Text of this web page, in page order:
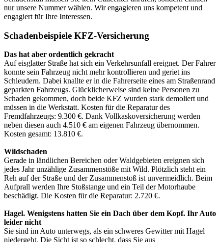
nur unsere Nummer wählen. Wir engagieren uns kompetent und
engagiert für Ihre Interessen.
Schadenbeispiele KFZ-Versicherung
Das hat aber ordentlich gekracht
Auf eisglatter Straße hat sich ein Verkehrsunfall ereignet. Der Fahrer
konnte sein Fahrzeug nicht mehr kontrollieren und geriet ins
Schleudern. Dabei knallte er in die Fahrerseite eines am Straßenrand
geparkten Fahrzeugs. Glücklicherweise sind keine Personen zu
Schaden gekommen, doch beide KFZ wurden stark demoliert und
müssen in die Werkstatt. Kosten für die Reparatur des
Fremdfahrzeugs: 9.300 €. Dank Vollkaskoversicherung werden
neben diesen auch 4.510 € am eigenen Fahrzeug übernommen.
Kosten gesamt: 13.810 €.
Wildschaden
Gerade in ländlichen Bereichen oder Waldgebieten ereignen sich
jedes Jahr unzählige Zusammenstöße mit Wild. Plötzlich steht ein
Reh auf der Straße und der Zusammenstoß ist unvermeidlich. Beim
Aufprall werden Ihre Stoßstange und ein Teil der Motorhaube
beschädigt. Die Kosten für die Reparatur: 2.720 €.
Hagel. Wenigstens hatten Sie ein Dach über dem Kopf. Ihr Auto
leider nicht
Sie sind im Auto unterwegs, als ein schweres Gewitter mit Hagel
niedergeht. Die Sicht ist so schlecht, dass Sie aus